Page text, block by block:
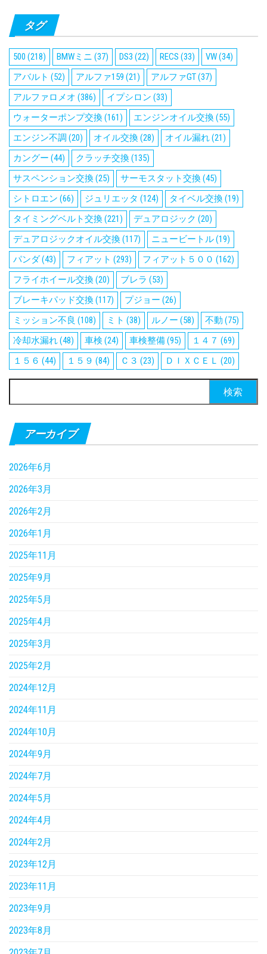
タグ
500 (218) BMWミニ (37) DS3 (22) RECS (33) VW(34)
アバルト (52) アルファ159 (21) アルファGT(37)
アルファロメオ (386) イプシロン (33)
ウォーターポンプ交換(161) エンジンオイル交換(55)
エンジン不調 (20) オイル交換(28) オイル漏れ(21)
カングー (44) クラッチ交換(135)
サスペンション交換(25) サーモスタット交換(45)
シトロエン (66) ジュリエッタ (124) タイベル交換(19)
タイミングベルト交換(221) デュアロジック (20)
デュアロジックオイル交換(117) ニュービートル(19)
パンダ(43) フィアット (293) フィアット５００ (162)
フライホイール交換(20) ブレラ (53)
ブレーキパッド交換(117) プジョー (26)
ミッション不良 (108) ミト (38) ルノー (58) 不動 (75)
冷却水漏れ(48) 車検 (24) 車検整備(95) １４７ (69)
１５６ (44) １５９ (84) Ｃ３ (23) ＤＩＸＣＥＬ (20)
索:
アーカイブ
2026年6月
2026年3月
2026年2月
2026年1月
2025年11月
2025年9月
2025年5月
2025年4月
2025年3月
2025年2月
2024年12月
2024年11月
2024年10月
2024年9月
2024年7月
2024年5月
2024年4月
2024年2月
2023年12月
2023年11月
2023年9月
2023年8月